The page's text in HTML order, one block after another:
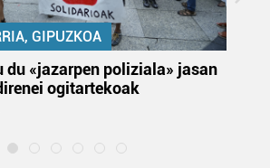
GIPUZKOA
du «jazarpen poliziala» jasan
ogitartekoak